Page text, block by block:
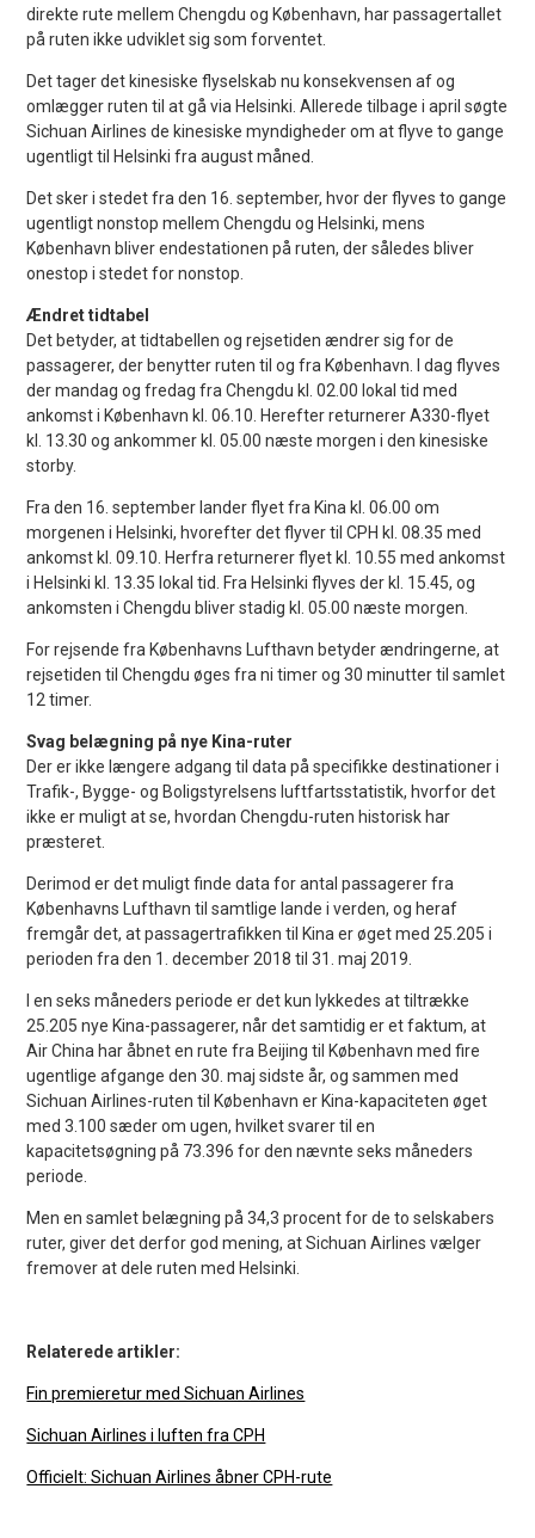
direkte rute mellem Chengdu og København, har passagertallet
på ruten ikke udviklet sig som forventet.
Det tager det kinesiske flyselskab nu konsekvensen af og
omlægger ruten til at gå via Helsinki. Allerede tilbage i april søgte
Sichuan Airlines de kinesiske myndigheder om at flyve to gange
ugentligt til Helsinki fra august måned.
Det sker i stedet fra den 16. september, hvor der flyves to gange
ugentligt nonstop mellem Chengdu og Helsinki, mens
København bliver endestationen på ruten, der således bliver
onestop i stedet for nonstop.
Ændret tidtabel
Det betyder, at tidtabellen og rejsetiden ændrer sig for de
passagerer, der benytter ruten til og fra København. I dag flyves
der mandag og fredag fra Chengdu kl. 02.00 lokal tid med
ankomst i København kl. 06.10. Herefter returnerer A330-flyet
kl. 13.30 og ankommer kl. 05.00 næste morgen i den kinesiske
storby.
Fra den 16. september lander flyet fra Kina kl. 06.00 om
morgenen i Helsinki, hvorefter det flyver til CPH kl. 08.35 med
ankomst kl. 09.10. Herfra returnerer flyet kl. 10.55 med ankomst
i Helsinki kl. 13.35 lokal tid. Fra Helsinki flyves der kl. 15.45, og
ankomsten i Chengdu bliver stadig kl. 05.00 næste morgen.
For rejsende fra Københavns Lufthavn betyder ændringerne, at
rejsetiden til Chengdu øges fra ni timer og 30 minutter til samlet
12 timer.
Svag belægning på nye Kina-ruter
Der er ikke længere adgang til data på specifikke destinationer i
Trafik-, Bygge- og Boligstyrelsens luftfartsstatistik, hvorfor det
ikke er muligt at se, hvordan Chengdu-ruten historisk har
præsteret.
Derimod er det muligt finde data for antal passagerer fra
Københavns Lufthavn til samtlige lande i verden, og heraf
fremgår det, at passagertrafikken til Kina er øget med 25.205 i
perioden fra den 1. december 2018 til 31. maj 2019.
I en seks måneders periode er det kun lykkedes at tiltrække
25.205 nye Kina-passagerer, når det samtidig er et faktum, at
Air China har åbnet en rute fra Beijing til København med fire
ugentlige afgange den 30. maj sidste år, og sammen med
Sichuan Airlines-ruten til København er Kina-kapaciteten øget
med 3.100 sæder om ugen, hvilket svarer til en
kapacitetsøgning på 73.396 for den nævnte seks måneders
periode.
Men en samlet belægning på 34,3 procent for de to selskabers
ruter, giver det derfor god mening, at Sichuan Airlines vælger
fremover at dele ruten med Helsinki.
Relaterede artikler:
Fin premieretur med Sichuan Airlines
Sichuan Airlines i luften fra CPH
Officielt: Sichuan Airlines åbner CPH-rute